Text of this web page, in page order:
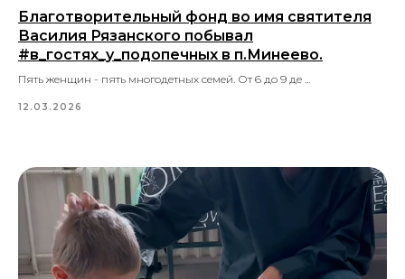
Благотворительный фонд во имя святителя
Василия Рязанского побывал
#в_гостях_у_подопечных в п.Минеево.
Пять женщин - пять многодетных семей. От 6 до 9 де ...
12.03.2026